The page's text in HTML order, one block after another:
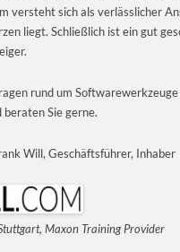
versteht sich als verlässlicher
liegt. Schließlich ist ein gut
rund um
beraten Sie gerne.
Will, Geschäftsführer, Inhaber
Maxon Training Provider